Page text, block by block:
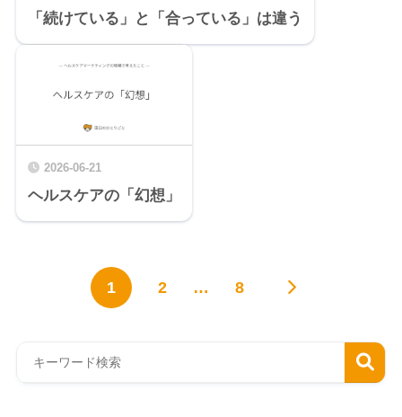
「続けている」と「合っている」は違う
2026-06-21
ヘルスケアの「幻想」
1 2 … 8